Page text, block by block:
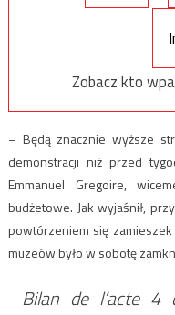
Zobacz kto
– Będą znacznie wyższe
demonstracji niż przed
Emmanuel Gregoire,
budżetowe. Jak wyjaśnił,
powtórzeniem się
muzeów było w sobotę
Bilan de l’acte